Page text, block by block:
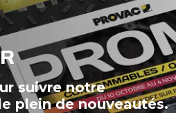
suivre notre
plein de nouveautés.